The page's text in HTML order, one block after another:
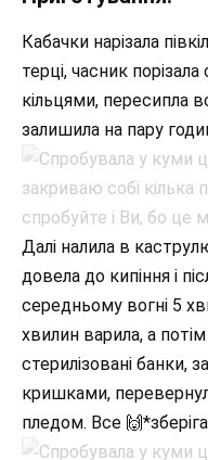
Кабачки нарізала
терці, часник
кільцями, пересипла
залишила на пару
Далі налила в
довела до кипіння і
середньому вогні 5
хвилин варила, а
стерилізовані банки,
кришками,
пледом. Все